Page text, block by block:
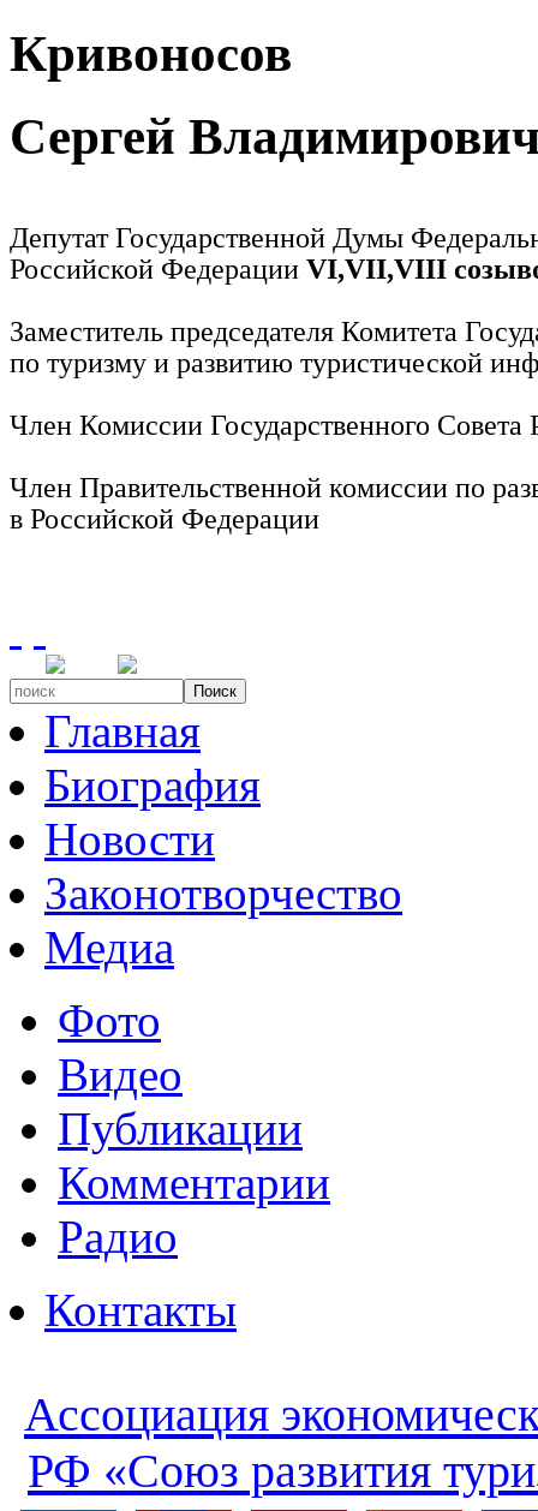
Кривоносов
Сергей
Депутат Государственной Думы
Российской Федерации VI,VII,VIII
Заместитель председателя Комитета
по туризму и развитию туристической
Член Комиссии Государственного
Член Правительственной комиссии по
в Российской Федерации
Поиск
Главная
Биография
Новости
Законотворчество
Медиа
Фото
Видео
Публикации
Комментарии
Радио
Контакты
Ассоциация
РФ «Союз развития